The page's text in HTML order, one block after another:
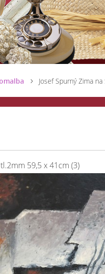
Josef Spurný Zima
59,5 x 41cm (3)